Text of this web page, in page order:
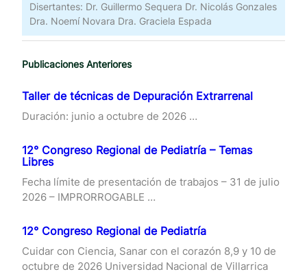
Disertantes: Dr. Guillermo Sequera Dr. Nicolás Gonzales
Dra. Noemí Novara Dra. Graciela Espada
Publicaciones Anteriores
Taller de técnicas de Depuración Extrarrenal
Duración: junio a octubre de 2026 …
12° Congreso Regional de Pediatría – Temas
Libres
Fecha límite de presentación de trabajos – 31 de julio
2026 – IMPRORROGABLE …
12° Congreso Regional de Pediatría
Cuidar con Ciencia, Sanar con el corazón 8,9 y 10 de
octubre de 2026 Universidad Nacional de Villarrica